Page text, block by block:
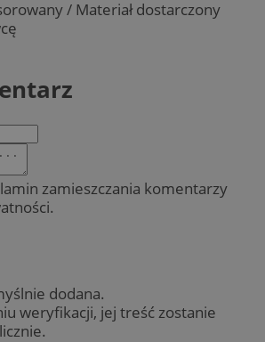
/ Materiał dostarczony
zamieszczania komentarzy
dodana.
weryfikacji, jej treść zostanie